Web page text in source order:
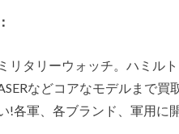
リタリーウォッチ。ハミル
などコアなモデルまで買
!各軍、各ブランド、軍用に